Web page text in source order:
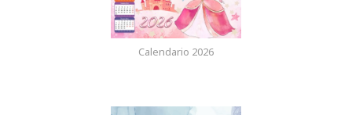
Calendario 2026